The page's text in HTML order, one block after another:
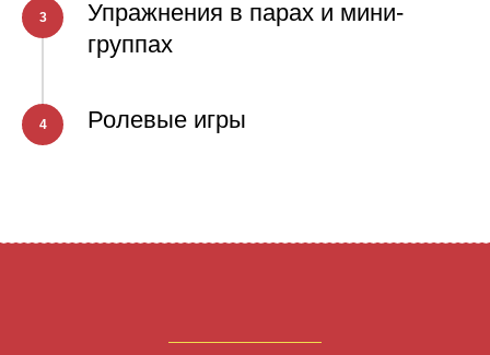
3
Упражнения в парах и мини-
группах
4 Ролевые игры